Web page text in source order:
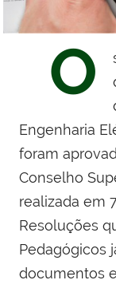
O
Engenharia
foram
Conselho
realizada em
Resoluções
Pedagógicos
documentos